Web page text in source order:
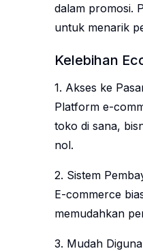
dalam promosi.
untuk menarik
Kelebihan
1. Akses ke
Platform e-
toko di sana,
nol.
2. Sistem
E-commerce
memudahkan
3. Mudah